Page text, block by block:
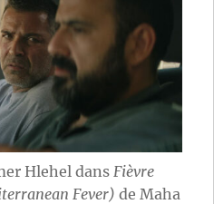
Hlehel dans Fièvre
Fever) de Maha